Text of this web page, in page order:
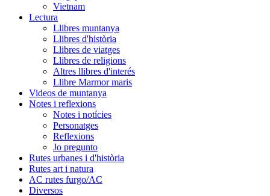
Vietnam
Lectura
Llibres muntanya
Llibres d'història
Llibres de viatges
Llibres de religions
Altres llibres d'interés
Llibre Marmor maris
Videos de muntanya
Notes i reflexions
Notes i notícies
Personatges
Reflexions
Jo pregunto
Rutes urbanes i d'història
Rutes art i natura
AC rutes furgo/AC
Diversos